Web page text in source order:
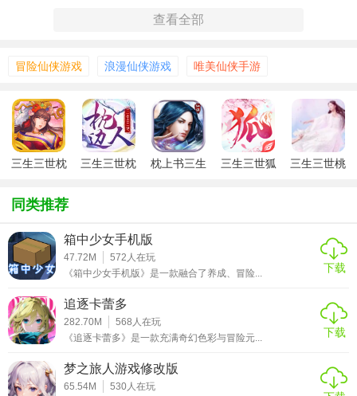
2、游戏中强大的轻功系统玩家可以自由翱翔在天空。
【游戏攻略】
1、九州天地渡劫飞升，法宝在手坎坷奇遇，一起行动；
2、唯美地图建筑精致细腻，问鼎天下随时上线打怪；
4、邂逅大侠女神相伴，异兽出没一起联盟组队，超级带感。
【游戏玩法】
对于大多数喜爱组团作战和互相厮杀的玩家们来说，GvE的
仙侠在PvP 玩法上着墨不多，只有乱战(顾名思义+2)，在近
【游戏点评】
这是一款新意十足的仙侠游戏，操作就是简单的点点点，划
查看全部
冒险仙侠游戏 浪漫仙侠游戏 唯美仙侠手游
三生三世枕
三生三世枕
枕上书三生
三生三世狐
三生三世桃
同类推荐
箱中少女手机版
47.72M 572 人在玩
《箱中少女手机版》是一款融合了养成、冒险...
下载
追逐卡蕾多
282.70M 568 人在玩
《追逐卡蕾多》是一款充满奇幻色彩与冒险元...
下载
梦之旅人游戏修改版
65.54M 530人在玩